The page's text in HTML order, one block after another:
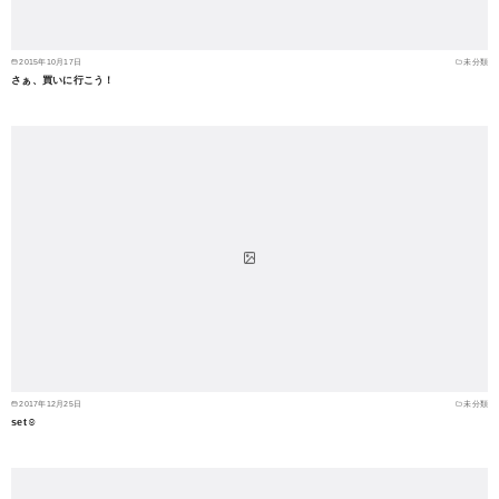
2015年10月17日 未分類
さぁ、買いに行こう！
2017年12月25日 未分類
set☺︎